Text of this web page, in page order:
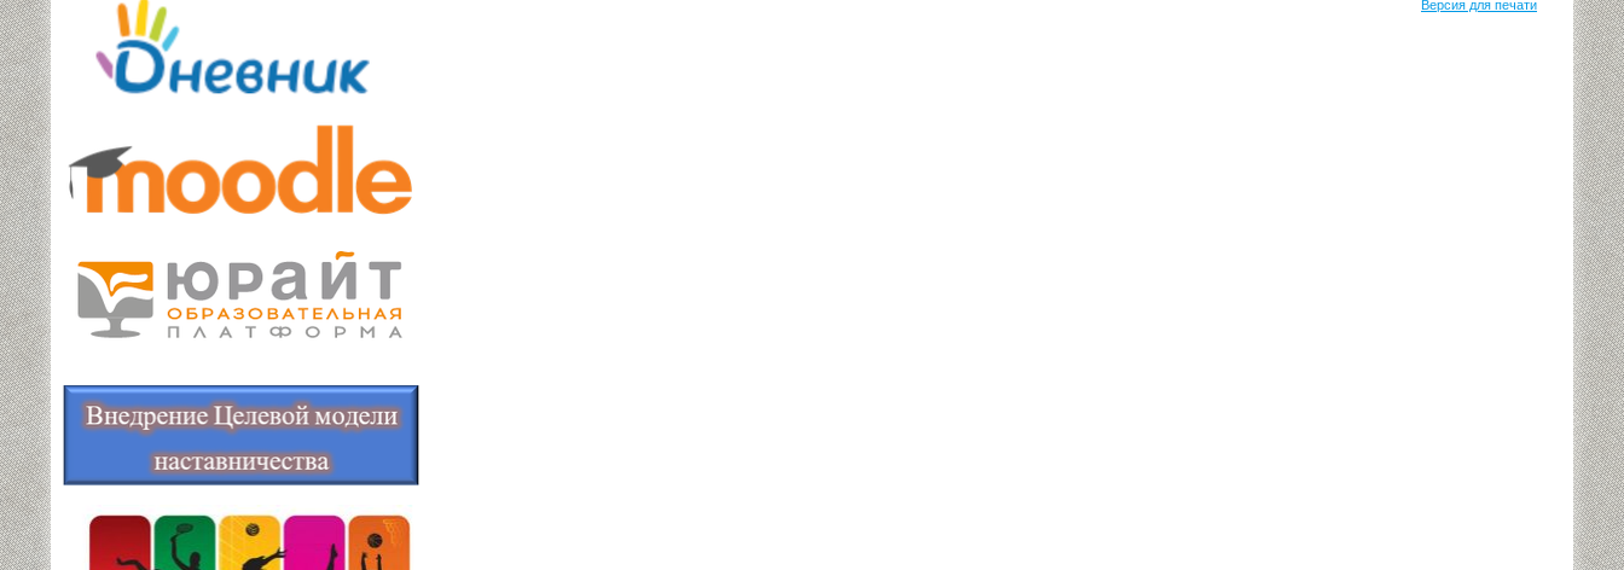
Версия для печати